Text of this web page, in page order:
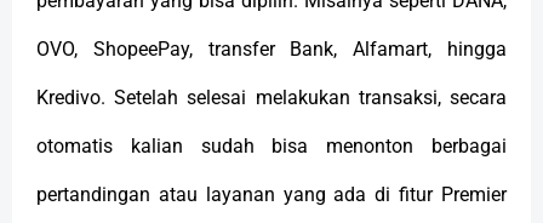
OVO, ShopeePay, transfer Bank, Alfamart, hingga
Kredivo. Setelah selesai melakukan transaksi, secara
otomatis kalian sudah bisa menonton berbagai
pertandingan atau layanan yang ada di fitur Premier